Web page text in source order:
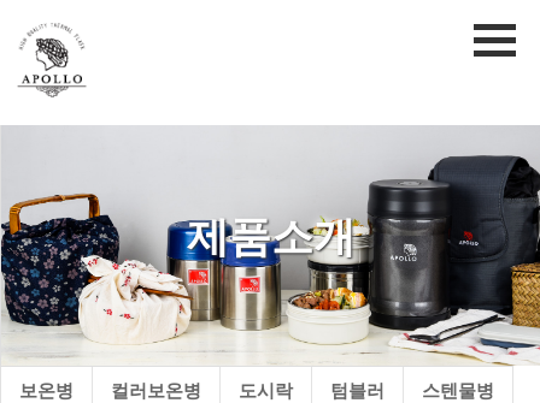
제품소개
보온병 컬러보온병 도시락 텀블러 스텐물병